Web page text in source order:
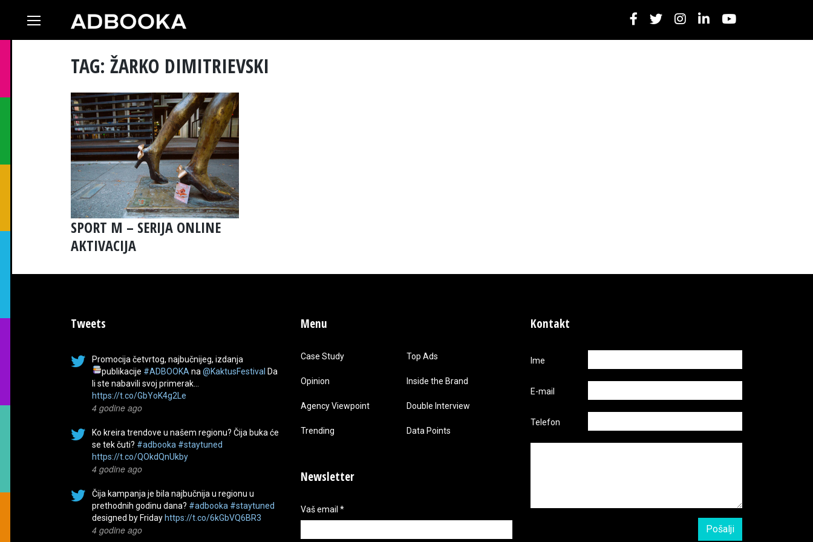
TAG: ŽARKO DIMITRIEVSKI
SPORT M – SERIJA ONLINE
AKTIVACIJA
Tweets
Promocija četvrtog, najbučnijeg, izdanja
publikacije #ADBOOKA na @KaktusFestival Da
li ste nabavili svoj primerak…
https://t.co/GbYoK4g2Le
4 godine ago
Ko kreira trendove u našem regionu? Čija buka će
se tek čuti? #adbooka #staytuned
https://t.co/QOkdQnUkby
4 godine ago
Čija kampanja je bila najbučnija u regionu u
prethodnih godinu dana? #adbooka #staytuned
designed by Friday https://t.co/6kGbVQ6BR3
4 godine ago
Menu
Case Study Top Ads
Opinion Inside the Brand
Agency Viewpoint Double Interview
Trending Data Points
Newsletter
Vaš email *
Kontakt
Ime
E-mail
Telefon